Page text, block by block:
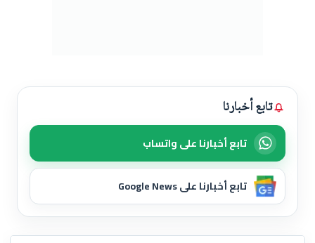
تابع أخبارنا
تابع أخبارنا على واتساب
تابع أخبارنا على Google News